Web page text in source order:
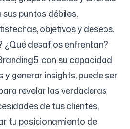
puntos débiles,
objetivos y deseos.
¿Qué desafíos enfrentan?
con su capacidad
generar insights, puede ser
revelar las verdaderas
de tus clientes,
tu posicionamiento de